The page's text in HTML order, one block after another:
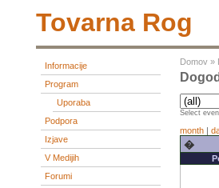
Tovarna Rog
Informacije
Program
Uporaba
Podpora
Izjave
V Medijih
Forumi
Domov »
Select
month |
�